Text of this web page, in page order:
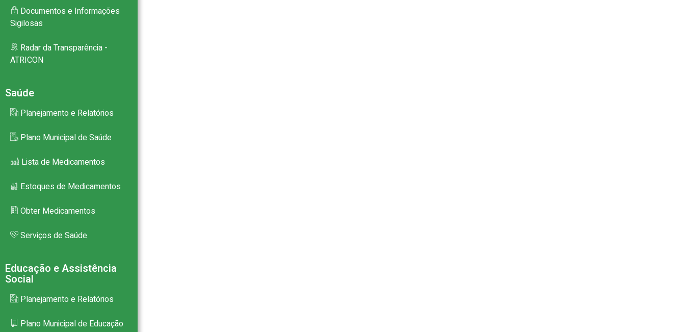
Documentos e Informações
Sigilosas
Radar da Transparência -
ATRICON
Saúde
Planejamento e Relatórios
Plano Municipal de Saúde
Lista de Medicamentos
Estoques de Medicamentos
Obter Medicamentos
Serviços de Saúde
Educação e Assistência
Social
Planejamento e Relatórios
Plano Municipal de Educação